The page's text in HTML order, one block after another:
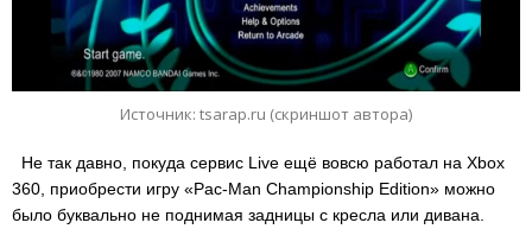
Источник: tsarap.ru (скриншот автора)
Не так давно, покуда сервис Live ещё вовсю работал на Xbox
360, приобрести игру «Pac-Man Championship Edition» можно
было буквально не поднимая задницы с кресла или дивана.